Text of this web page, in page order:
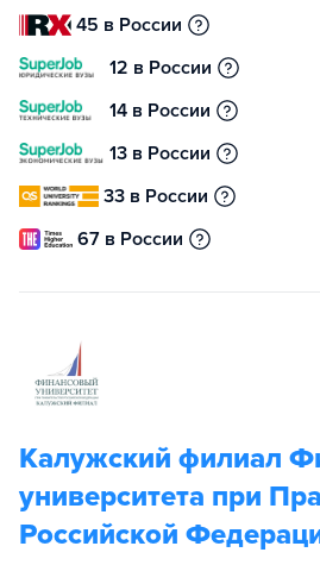
45 в России
12 в России
14 в России
13 в России
33 в России
67 в России
Калужский филиал
университета при
Российской